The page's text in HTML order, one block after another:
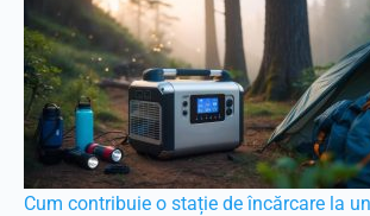
Cum contribuie o stație de încărcare la